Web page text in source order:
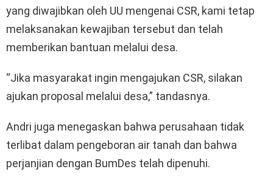
yang diwajibkan oleh UU mengenai CSR, kami tetap
melaksanakan kewajiban tersebut dan telah
memberikan bantuan melalui desa.
“Jika masyarakat ingin mengajukan CSR, silakan
ajukan proposal melalui desa,” tandasnya.
Andri juga menegaskan bahwa perusahaan tidak
terlibat dalam pengeboran air tanah dan bahwa
perjanjian dengan BumDes telah dipenuhi.